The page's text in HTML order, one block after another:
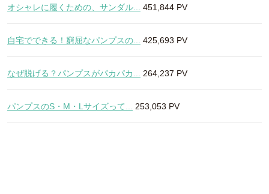
オシャレに履くための、サンダル... 451,844 PV
自宅でできる！窮屈なパンプスの... 425,693 PV
なぜ脱げる？パンプスがパカパカ... 264,237 PV
パンプスのS・M・Lサイズって... 253,053 PV